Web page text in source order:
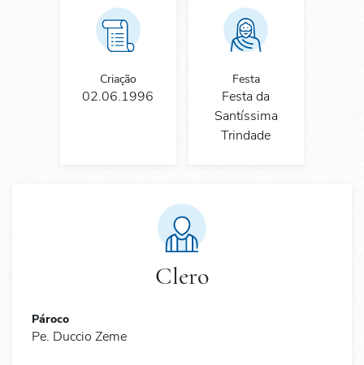
Criação
02.06.1996
Festa
Festa da
Santíssima
Trindade
Clero
Pároco
Pe. Duccio Zeme